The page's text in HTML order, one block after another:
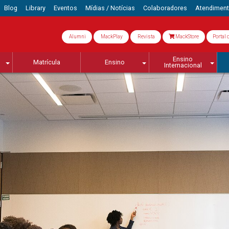
Blog Library Eventos Mídias / Notícias Colaboradores
Alumni MackPlay Revista MackStore Portal
Matrícula Ensino
Ensino
Internacional